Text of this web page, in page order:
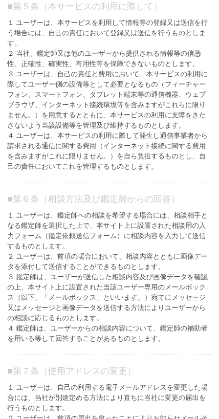
■第５条（本サービスの利用に際して）
１ ユーザーは、本サービスを利用して情報等の登録又は送信を行
う場合には、自己の責任において登録又は送信を行うものとしま
す。
２ 当社、鑑定師又は他のユーザーから提供される情報等の信憑
性、正確性、確実性、有用性等を保障できないものとします。
３ ユーザーは、自己の責任と費用において、本サービスの利用に
際してユーザー側の設備等として必要となるもの（フィーチャー
フォン、スマートフォン、タブレット端末等の通信機器、ウェブ
ブラウザ、インターネット接続環境等を含みますがこれらに限り
ません。）を用意するとともに、本サービスの利用に支障をきた
さないよう当該設備等を管理及び維持するものとします。
４ ユーザーは、本サービスの利用に際して発生し通信事業者から
請求される通信に関する費用（インターネット接続に関する費用
を含みますがこれに限りません。）を自ら負担するものとし、自
己の責任においてこれを管理するものとします。
■第６条（相談方法及び鑑定師からの回答）
１ ユーザーは、鑑定師への相談を希望する場合には、相談相手と
なる鑑定師を選択した上で、本サイト上に設置された相談用の入
力フォーム（鑑定依頼送信フォーム）に相談内容を入力して送信
するものとします。
２ ユーザーは、前項の場合において、相談内容とともに画像デー
タを添付して送信することができるものとします。
３ 鑑定師は、ユーザーが送信した相談内容及び画像データを確認
の上、本サイト上に設置された当該ユーザー専用のメールボック
ス（以下、「メールボックス」といいます。）宛てにメッセージ
又はメッセージと画像データを送信する方法によりユーザーから
の相談に応じるものとします。
４ 鑑定師は、ユーザーからの相談内容について、鑑定師の補助者
を用いる等して回答することがあるものとします。
■第７条（使用アドレスの変更）
１ ユーザーは、自己の利用する電子メールアドレスを変更した場
合には、当社が別途定める方法により直ちに当社に変更の届出を
行うものとします。